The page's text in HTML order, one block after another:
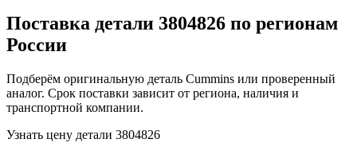
Поставка детали 3804826 по регионам
России
Подберём оригинальную деталь Cummins или проверенный
аналог. Срок поставки зависит от региона, наличия и
транспортной компании.
Узнать цену детали 3804826